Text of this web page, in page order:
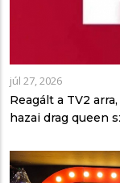
júl 27, 2026
Reagált a TV2
hazai drag queen